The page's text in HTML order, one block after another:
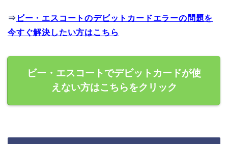
⇒ ビー・エスコートのデビットカードエラーの問題を
今すぐ解決したい方はこちら
ビー・エスコートでデビットカードが使
えない方はこちらをクリック